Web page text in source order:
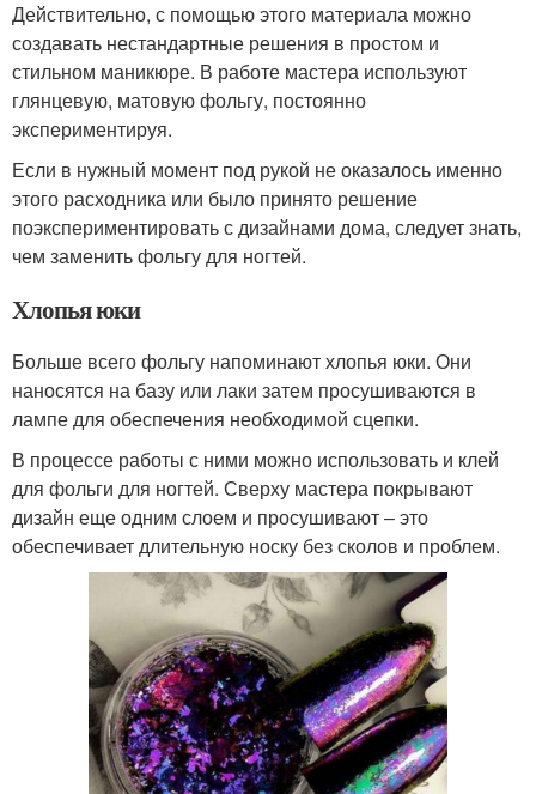
Действительно, с помощью этого материала можно
создавать нестандартные решения в простом и
стильном маникюре. В работе мастера используют
глянцевую, матовую фольгу, постоянно
экспериментируя.
Если в нужный момент под рукой не оказалось именно
этого расходника или было принято решение
поэкспериментировать с дизайнами дома, следует знать,
чем заменить фольгу для ногтей.
Хлопья юки
Больше всего фольгу напоминают хлопья юки. Они
наносятся на базу или лаки затем просушиваются в
лампе для обеспечения необходимой сцепки.
В процессе работы с ними можно использовать и клей
для фольги для ногтей. Сверху мастера покрывают
дизайн еще одним слоем и просушивают – это
обеспечивает длительную носку без сколов и проблем.